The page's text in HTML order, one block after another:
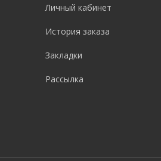
Личный кабинет
История заказа
Закладки
Рассылка